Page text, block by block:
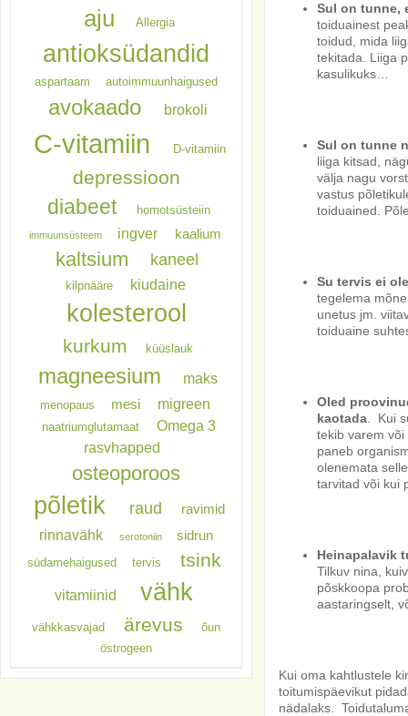
Sul on tunne,
toiduainest
toidud, mida
tekitada. Liiga
kasulikuks…
Sul on tunne
liiga kitsad,
välja nagu
vastus
toiduained.
Su tervis ei
tegelema
unetus jm.
toiduaine
Oled
kaotada . Kui
tekib varem
paneb
olenemata
tarvitad või kui
Heinapalavik
Tilkuv nina,
põskkoopa
aastaringselt,
Kui oma kahtlustele
toitumispäevikut
nädalaks.
aju Allergia
antioksüdandid
aspartaam autoimmuunhaigused
avokaado brokoli
C-vitamiin D-vitamiin
depressioon
diabeet homotsüsteiin
immuunsüsteem ingver kaalium
kaltsium kaneel
kilpnääre kiudaine
kolesterool
kurkum küüslauk
magneesium maks
menopaus mesi migreen
naatriumglutamaat
Omega 3
rasvhapped
osteoporoos
põletik raud ravimid
rinnavähk serotoniin sidrun
südamehaigused tervis tsink
vitamiinid vähk
vähkkasvajad ärevus
õun
östrogeen